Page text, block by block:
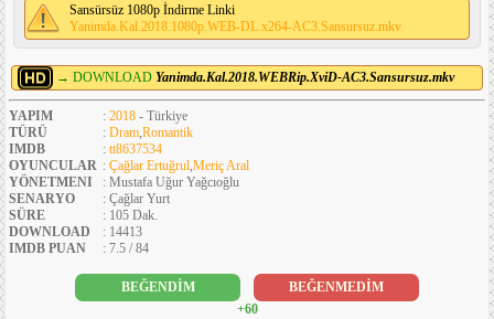
Sansürsüz 1080p İndirme Linki
Yanimda.Kal.2018.1080p.WEB-DL.x264-AC3.Sansursuz.mkv
→ DOWNLOAD Yanimda.Kal.2018.WEBRip.XviD-AC3.Sansursuz.mkv
YAPIM : 2018 - Türkiye
TÜRÜ
: Dram,Romantik
IMDB
: tt8637534
OYUNCULAR : Çağlar Ertuğrul,Meriç Aral
YÖNETMENI
: Mustafa Uğur Yağcıoğlu
SENARYO
: Çağlar Yurt
SÜRE
: 105 Dak.
DOWNLOAD
: 14413
IMDB PUAN
: 7.5 / 84
BEĞENDİM
BEĞENMEDİM
+60